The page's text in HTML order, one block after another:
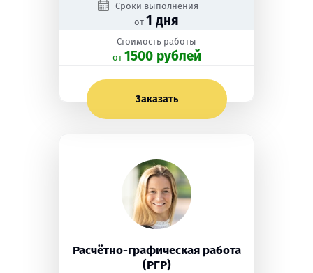
Сроки выполнения
от 1 дня
Стоимость работы
oт 1500 рублей
Заказать
Расчётно-графическая работа
(РГР)